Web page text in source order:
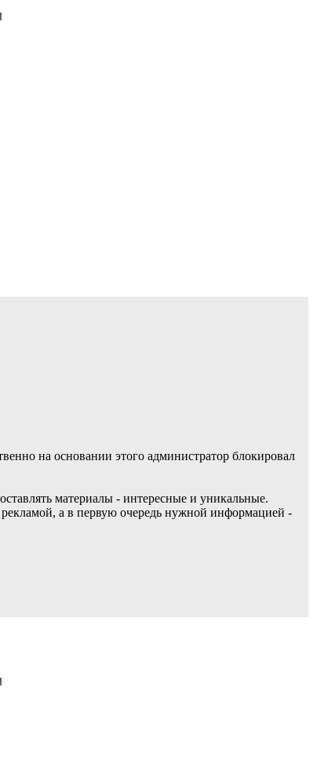
на основании этого администратор блокировал
материалы - интересные и уникальные.
рекламой, а в первую очередь нужной информацией -